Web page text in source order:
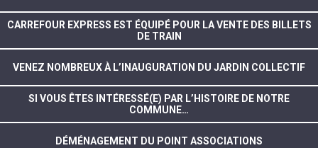
CARREFOUR EXPRESS EST ÉQUIPÉ POUR LA VENTE DES BILLETS
DE TRAIN
VENEZ NOMBREUX À L’INAUGURATION DU JARDIN COLLECTIF
SI VOUS ÊTES INTÉRESSÉ(E) PAR L’HISTOIRE DE NOTRE
COMMUNE…
DÉMÉNAGEMENT DU POINT ASSOCIATIONS